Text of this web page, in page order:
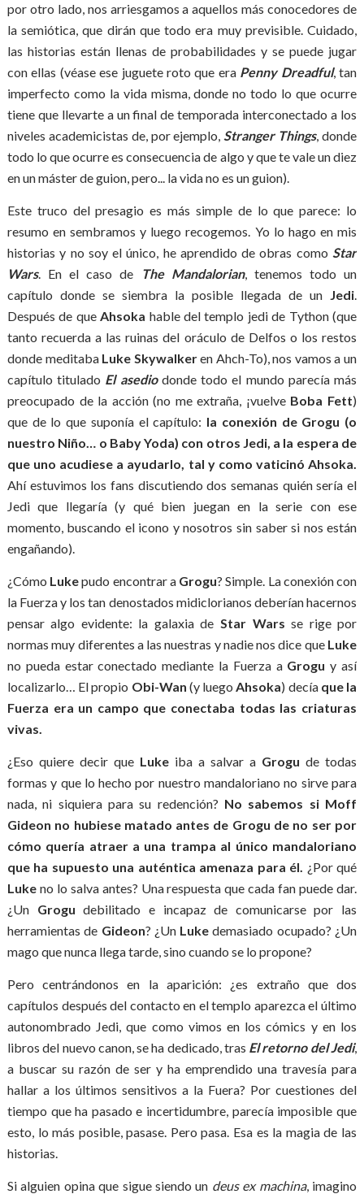
por otro lado, nos arriesgamos a aquellos más conocedores de
la semiótica, que dirán que todo era muy previsible. Cuidado,
las historias están llenas de probabilidades y se puede jugar
con ellas (véase ese juguete roto que era Penny Dreadful, tan
imperfecto como la vida misma, donde no todo lo que ocurre
tiene que llevarte a un final de temporada interconectado a los
niveles academicistas de, por ejemplo,Stranger Things, donde
todo lo que ocurre es consecuencia de algo y que te vale un diez
en un máster de guion, pero... la vida no es un guion).
Este truco del presagio es más simple de lo que parece: lo
resumo en sembramos y luego recogemos. Yo lo hago en mis
historias y no soy el único, he aprendido de obras comoStar
Wars. En el caso de The Mandalorian, tenemos todo un
capítulo donde se siembra la posible llegada de un Jedi.
Después de queAhsoka hable del templo jedi de Tython (que
tanto recuerda a las ruinas del oráculo de Delfos o los restos
donde meditaba Luke Skywalkeren Ahch-To), nos vamos a un
capítulo titulado El asediodonde todo el mundo parecía más
preocupado de la acción (no me extraña, ¡vuelve Boba Fett)
que de lo que suponía el capítulo: la conexión de Grogu (o
nuestro Niño… o Baby Yoda) con otros Jedi, a la espera de
que uno acudiese a ayudarlo, tal y como vaticinó Ahsoka.
Ahí estuvimos los fans discutiendo dos semanas quién sería el
Jedi que llegaría (y qué bien juegan en la serie con ese
momento, buscando el icono y nosotros sin saber si nos están
engañando).
¿Cómo Lukepudo encontrar a Grogu? Simple. La conexión con
la Fuerza y los tan denostados midiclorianos deberían hacernos
pensar algo evidente: la galaxia de Star Wars se rige por
normas muy diferentes a las nuestras y nadie nos dice que Luke
no pueda estar conectado mediante la Fuerza a Groguy así
localizarlo… El propio Obi-Wan (y luegoAhsoka) decía que la
Fuerza era un campo que conectaba todas las criaturas
vivas.
¿Eso quiere decir que Luke iba a salvar a Grogude todas
formas y que lo hecho por nuestro mandaloriano no sirve para
nada, ni siquiera para su redención? No sabemos si Moff
Gideon no hubiese matado antes de Grogu de no ser por
cómo quería atraer a una trampa al único mandaloriano
que ha supuesto una auténtica amenaza para él. ¿Por qué
Luke no lo salva antes? Una respuesta que cada fan puede dar.
¿Un Grogudebilitado e incapaz de comunicarse por las
herramientas de Gideon? ¿Un Lukedemasiado ocupado? ¿Un
mago que nunca llega tarde, sino cuando se lo propone?
Pero centrándonos en la aparición: ¿es extraño que dos
capítulos después del contacto en el templo aparezca el último
autonombrado Jedi, que como vimos en los cómics y en los
libros del nuevo canon, se ha dedicado, tras El retorno del Jedi,
a buscar su razón de ser y ha emprendido una travesía para
hallar a los últimos sensitivos a la Fuera? Por cuestiones del
tiempo que ha pasado e incertidumbre, parecía imposible que
esto, lo más posible, pasase. Pero pasa. Esa es la magia de las
historias.
Si alguien opina que sigue siendo un deus ex machina, imagino